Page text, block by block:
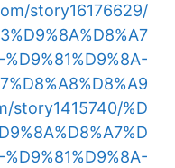
story16176629/
story1415740/%D